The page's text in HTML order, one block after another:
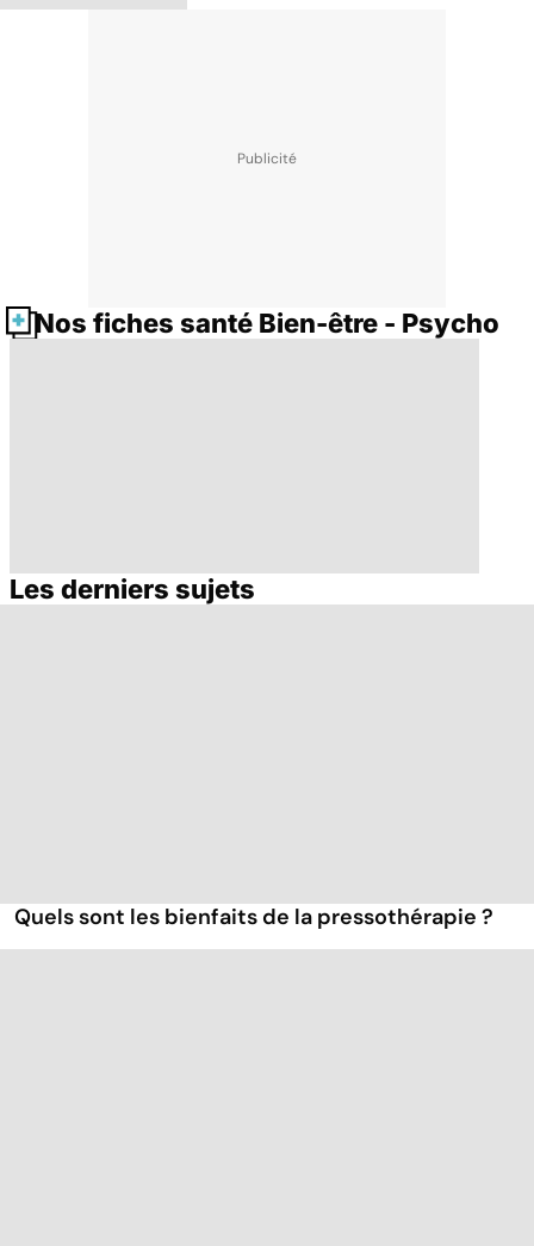
Nos fiches santé Bien-être - Psycho
Comment tenir
Faire du sport à
Les derniers sujets
Quels sont les bienfaits de la pressothérapie ?